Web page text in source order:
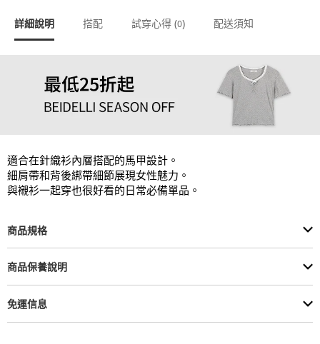
詳細說明 搭配 試穿心得 (0) 配送須知
適合在針織衫內層搭配的馬甲設計。
細肩帶和背後綁帶細節展現女性魅力。
與襯衫一起穿也很好看的日常必備單品。
商品規格
商品保養說明
免運信息